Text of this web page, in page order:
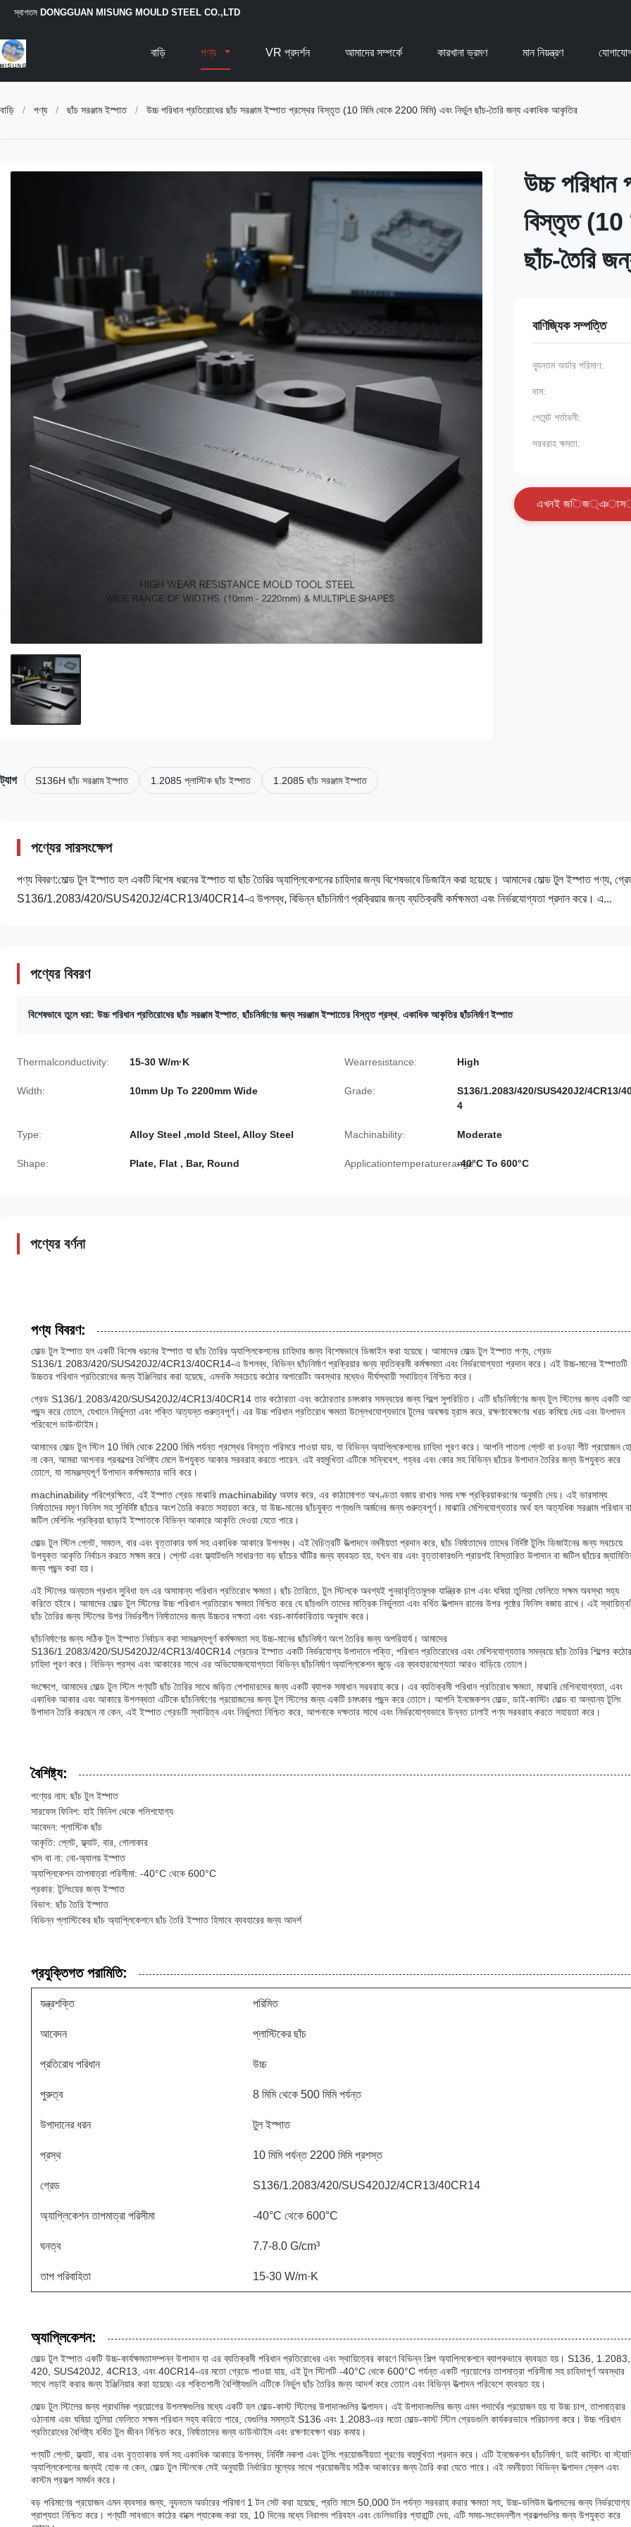
স্বাগতম DONGGUAN MISUNG MOULD STEEL CO.,LTD
বাড়ি পণ্য VR প্রদর্শন আমাদের সম্পর্কে কারখানা ভ্রমণ মান নিয়ন্ত্রণ
বাড়ি / পণ্য / ছাঁচ সরঞ্জাম ইস্পাত / উচ্চ পরিধান প্রতিরোধের ছাঁচ সরঞ্জাম ইস্পাত প্রস্থের বিস্তৃত (10 মিমি থেকে 2200 মিমি) এবং নির্ভুল ছাঁচ-তৈরি জন্য একাধিক আকৃতির
উচ্চ পরিধান
বিস্তৃত (10
ছাঁচ-তৈরি
বাণিজ্যিক সম্পত্তি
ন্যূনতম অর্ডার পরিমাণ:
দাম:
পেমেন্ট শর্তাবলী:
সরবরাহ ক্ষমতা:
এখনই জিজ্ঞাস
ট্যাগ S136H ছাঁচ সরঞ্জাম ইস্পাত 1.2085 প্লাস্টিক ছাঁচ ইস্পাত 1.2085 ছাঁচ সরঞ্জাম ইস্পাত
পণ্যের সারসংক্ষেপ
পণ্য বিবরণ:মোল্ড টুল ইস্পাত হল একটি বিশেষ ধরনের ইস্পাত যা ছাঁচ তৈরির অ্যাপ্লিকেশনের চাহিদার জন্য বিশেষভাবে ডিজাইন করা হয়েছে। আমাদের মোল্ড টুল ইস্পাত পণ্য,
S136/1.2083/420/SUS420J2/4CR13/40CR14-এ উপলব্ধ, বিভিন্ন ছাঁচনির্মাণ প্রক্রিয়ার জন্য ব্যতিক্রমী কর্মক্ষমতা এবং নির্ভরযোগ্যতা প্রদান করে। এ...
পণ্যের বিবরণ
বিশেষভাবে তুলে ধরা: উচ্চ পরিধান প্রতিরোধের ছাঁচ সরঞ্জাম ইস্পাত, ছাঁচনির্মাণের জন্য সরঞ্জাম ইস্পাতের বিস্তৃত প্রস্থ, একাধিক আকৃতির ছাঁচনির্মাণ ইস্পাত
Thermalconductivity: 15-30 W/m·K Wearresistance: High
Width: 10mm Up To 2200mm Wide Grade:
S136/1.2083/420/SUS420J2/4CR13/
4
Type: Alloy Steel ,mold Steel, Alloy Steel Machinability: Moderate
Shape: Plate, Flat , Bar, Round Applicationtemperaturerange:-40°C To 600°C
পণ্যের বর্ণনা
পণ্য বিবরণ:
মোল্ড টুল ইস্পাত হল একটি বিশেষ ধরনের ইস্পাত যা ছাঁচ তৈরির অ্যাপ্লিকেশনের চাহিদার জন্য বিশেষভাবে ডিজাইন করা হয়েছে। আমাদের মোল্ড টুল ইস্পাত পণ্য, গ্রেড
S136/1.2083/420/SUS420J2/4CR13/40CR14-এ উপলব্ধ, বিভিন্ন ছাঁচনির্মাণ প্রক্রিয়ার জন্য ব্যতিক্রমী কর্মক্ষমতা এবং নির্ভরযোগ্যতা প্রদান করে। এই উচ্চ-মানের ইস্পাতটি
উচ্চতর পরিধান প্রতিরোধের জন্য ইঞ্জিনিয়ার করা হয়েছে, এমনকি সবচেয়ে কঠোর অপারেটিং অবস্থার মধ্যেও দীর্ঘস্থায়ী স্থায়িত্ব নিশ্চিত করে।
গ্রেড S136/1.2083/420/SUS420J2/4CR13/40CR14 তার কঠোরতা এবং কঠোরতার চমৎকার সমন্বয়ের জন্য শিল্পে সুপরিচিত। এটি ছাঁচনির্মাণের জন্য টুল স্টিলের জন্য একটি
পছন্দ করে তোলে, যেখানে নির্ভুলতা এবং শক্তি অত্যন্ত গুরুত্বপূর্ণ। এর উচ্চ পরিধান প্রতিরোধ ক্ষমতা উল্লেখযোগ্যভাবে টুলের অবক্ষয় হ্রাস করে, রক্ষণাবেক্ষণের খরচ কমিয়ে দেয় এবং উৎপাদন
পরিবেশে ডাউনটাইম।
আমাদের মোল্ড টুল স্টিল 10 মিমি থেকে 2200 মিমি পর্যন্ত প্রস্থের বিস্তৃত পরিসরে পাওয়া যায়, যা বিভিন্ন অ্যাপ্লিকেশনের চাহিদা পূরণ করে। আপনি পাতলা প্লেট বা চওড়া শীট প্রয়োজন
না কেন, আমরা আপনার প্রকল্পের বৈশিষ্ট্য মেলে উপযুক্ত আকার সরবরাহ করতে পারেন. এই বহুমুখিতা এটিকে সন্নিবেশ, গহ্বর এবং কোর সহ বিভিন্ন ছাঁচের উপাদান তৈরির জন্য উপযুক্ত করে
তোলে, যা সামঞ্জস্যপূর্ণ উপাদান কর্মক্ষমতার দাবি করে।
machinability পরিপ্রেক্ষিতে, এই ইস্পাত গ্রেড মাঝারি machinability অফার করে, এর কাঠামোগত অখণ্ডতা বজায় রাখার সময় দক্ষ প্রক্রিয়াকরণের অনুমতি দেয়। এই ভারসাম্য
নির্মাতাদের মসৃণ ফিনিস সহ সুনির্দিষ্ট ছাঁচের অংশ তৈরি করতে সহায়তা করে, যা উচ্চ-মানের ছাঁচযুক্ত পণ্যগুলি অর্জনের জন্য গুরুত্বপূর্ণ। মাঝারি মেশিনযোগ্যতার অর্থ হল অত্যধিক সরঞ্জাম পরিধান বা
জটিল মেশিনিং প্রক্রিয়া ছাড়াই ইস্পাতকে বিভিন্ন আকারে আকৃতি দেওয়া যেতে পারে।
মোল্ড টুল স্টিল প্লেট, সমতল, বার এবং বৃত্তাকার ফর্ম সহ একাধিক আকারে উপলব্ধ। এই বৈচিত্রটি উত্পাদনে নমনীয়তা প্রদান করে, ছাঁচ নির্মাতাদের তাদের নির্দিষ্ট টুলিং ডিজাইনের জন্য সবচেয়ে
উপযুক্ত আকৃতি নির্বাচন করতে সক্ষম করে। প্লেট এবং ফ্ল্যাটগুলি সাধারণত বড় ছাঁচের ঘাঁটির জন্য ব্যবহৃত হয়, যখন বার এবং বৃত্তাকারগুলি প্রায়শই বিস্তারিত উপাদান বা জটিল ছাঁচের
জন্য পছন্দ করা হয়।
এই স্টিলের অন্যতম প্রধান সুবিধা হল এর অসামান্য পরিধান প্রতিরোধ ক্ষমতা। ছাঁচ তৈরিতে, টুল স্টিলকে অবশ্যই পুনরাবৃত্তিমূলক যান্ত্রিক চাপ এবং ঘষিয়া তুলিয়া ফেলিতে সক্ষম অবস্থা সহ্য
করিতে হইবে। আমাদের মোল্ড টুল স্টিলের উচ্চ পরিধান প্রতিরোধ ক্ষমতা নিশ্চিত করে যে ছাঁচগুলি তাদের মাত্রিক নির্ভুলতা এবং বর্ধিত উত্পাদন রানের উপর পৃষ্ঠের ফিনিস বজায় রাখে। এই
ছাঁচ তৈরির জন্য স্টিলের উপর নির্ভরশীল নির্মাতাদের জন্য উচ্চতর দক্ষতা এবং খরচ-কার্যকারিতায় অনুবাদ করে।
ছাঁচনির্মাণের জন্য সঠিক টুল ইস্পাত নির্বাচন করা সামঞ্জস্যপূর্ণ কর্মক্ষমতা সহ উচ্চ-মানের ছাঁচনির্মাণ অংশ তৈরির জন্য অপরিহার্য। আমাদের
S136/1.2083/420/SUS420J2/4CR13/40CR14 গ্রেডের ইস্পাত একটি নির্ভরযোগ্য উপাদানে শক্তি, পরিধান প্রতিরোধের এবং মেশিনযোগ্যতার সমন্বয়ে ছাঁচ তৈরির শিল্পের কঠোর
চাহিদা পূরণ করে। বিভিন্ন প্রস্থ এবং আকারের সাথে এর অভিযোজনযোগ্যতা বিভিন্ন ছাঁচনির্মাণ অ্যাপ্লিকেশন জুড়ে এর ব্যবহারযোগ্যতা আরও বাড়িয়ে তোলে।
সংক্ষেপে, আমাদের মোল্ড টুল স্টিল পণ্যটি ছাঁচ তৈরির সাথে জড়িত পেশাদারদের জন্য একটি ব্যাপক সমাধান সরবরাহ করে। এর ব্যতিক্রমী পরিধান প্রতিরোধ ক্ষমতা, মাঝারি মেশিনযোগ্যতা, এবং
একাধিক আকার এবং আকারে উপলব্ধতা এটিকে ছাঁচনির্মাণের প্রয়োজনের জন্য টুল স্টিলের জন্য একটি চমৎকার পছন্দ করে তোলে। আপনি ইনজেকশন মোল্ড, ডাই-কাস্টিং মোল্ড বা অন্যান্য টুলিং
উপাদান তৈরি করছেন না কেন, এই ইস্পাত গ্রেডটি স্থায়িত্ব এবং নির্ভুলতা নিশ্চিত করে, আপনাকে দক্ষতার সাথে এবং নির্ভরযোগ্যভাবে উন্নত ঢালাই পণ্য সরবরাহ করতে সহায়তা করে।
বৈশিষ্ট্য:
পণ্যের নাম: ছাঁচ টুল ইস্পাত
সারফেস ফিনিশ: হাই ফিনিশ থেকে পলিশযোগ্য
আবেদন: প্লাস্টিক ছাঁচ
আকৃতি: প্লেট, ফ্ল্যাট, বার, গোলাকার
খাদ বা না: নো-অ্যালয় ইস্পাত
অ্যাপ্লিকেশন তাপমাত্রা পরিসীমা: -40°C থেকে 600°C
প্রকার: টুলিংয়ের জন্য ইস্পাত
বিভাগ: ছাঁচ তৈরি ইস্পাত
বিভিন্ন প্লাস্টিকের ছাঁচ অ্যাপ্লিকেশনে ছাঁচ তৈরি ইস্পাত হিসাবে ব্যবহারের জন্য আদর্শ
প্রযুক্তিগত পরামিতি:
যন্ত্রশক্তি পরিমিত
আবেদন প্লাস্টিকের ছাঁচ
প্রতিরোধ পরিধান উচ্চ
পুরুত্ব 8 মিমি থেকে 500 মিমি পর্যন্ত
উপাদানের ধরন টুল ইস্পাত
প্রস্থ 10 মিমি পর্যন্ত 2200 মিমি প্রশস্ত
গ্রেড S136/1.2083/420/SUS420J2/4CR13/40CR14
অ্যাপ্লিকেশন তাপমাত্রা পরিসীমা -40°C থেকে 600°C
ঘনত্ব 7.7-8.0 G/cm³
তাপ পরিবাহিতা 15-30 W/m·K
অ্যাপ্লিকেশন:
মোল্ড টুল ইস্পাত একটি উচ্চ-কার্যক্ষমতাসম্পন্ন উপাদান যা এর ব্যতিক্রমী পরিধান প্রতিরোধের এবং স্থায়িত্বের কারণে বিভিন্ন শিল্প অ্যাপ্লিকেশনে ব্যাপকভাবে ব্যবহৃত হয়। S136, 1.2083,
420, SUS420J2, 4CR13, এবং 40CR14-এর মতো গ্রেডে পাওয়া যায়, এই টুল স্টিলটি -40°C থেকে 600°C পর্যন্ত একটি প্রয়োগের তাপমাত্রা পরিসীমা সহ চাহিদাপূর্ণ অবস্থার
সাথে লড়াই করার জন্য ইঞ্জিনিয়ার করা হয়েছে৷ এর শক্তিশালী বৈশিষ্ট্যগুলি এটিকে নির্ভুল ছাঁচ তৈরির জন্য আদর্শ করে তোলে এবং বিভিন্ন উত্পাদন পরিবেশে ব্যবহৃত হয়।
মোল্ড টুল স্টিলের জন্য প্রাথমিক প্রয়োগের উপলক্ষগুলির মধ্যে একটি হল মোল্ড-কাস্ট স্টিলের উপাদানগুলির উত্পাদন। এই উপাদানগুলির জন্য এমন পদার্থের প্রয়োজন হয় যা উচ্চ চাপ, তাপমাত্রার
ওঠানামা এবং ঘষিয়া তুলিয়া ফেলিতে সক্ষম পরিধান সহ্য করিতে পারে, যেগুলির সমস্তই S136 এবং 1.2083-এর মতো মোল্ড-কাস্ট স্টিল গ্রেডগুলি কার্যকরভাবে পরিচালনা করে। উচ্চ পরিধান
প্রতিরোধের বৈশিষ্ট্য বর্ধিত টুল জীবন নিশ্চিত করে, নির্মাতাদের জন্য ডাউনটাইম এবং রক্ষণাবেক্ষণ খরচ কমায়।
পণ্যটি প্লেট, ফ্ল্যাট, বার এবং বৃত্তাকার ফর্ম সহ একাধিক আকারে উপলব্ধ, নির্দিষ্ট নকশা এবং টুলিং প্রয়োজনীয়তা পূরণের বহুমুখিতা প্রদান করে। এটি ইনজেকশন ছাঁচনির্মাণ, ডাই কাস্টিং বা
অ্যাপ্লিকেশনের জন্যই হোক না কেন, মোল্ড টুল স্টিলকে সেই অনুযায়ী নির্ধারিত মূল্যের সাথে প্রয়োজনীয় সঠিক আকারের জন্য তৈরি করা যেতে পারে। এই নমনীয়তা বিভিন্ন উত্পাদন স্কেল এবং
কাস্টম প্রকল্প সমর্থন করে।
বড় পরিমাণের প্রয়োজন এমন ব্যবসার জন্য, ন্যূনতম অর্ডারের পরিমাণ 1 টন সেট করা হয়েছে, প্রতি মাসে 50,000 টন পর্যন্ত সরবরাহ করার ক্ষমতা সহ, উচ্চ-ভলিউম উত্পাদনের জন্য নির্ভরযোগ্য
প্রাপ্যতা নিশ্চিত করে। পণ্যটি সাবধানে কাঠের বাক্সে প্যাকেজ করা হয়, 10 দিনের মধ্যে নিরাপদ পরিবহন এবং ডেলিভারির গ্যারান্টি দেয়, এটি সময়-সংবেদনশীল প্রকল্পগুলির জন্য উপযুক্ত করে